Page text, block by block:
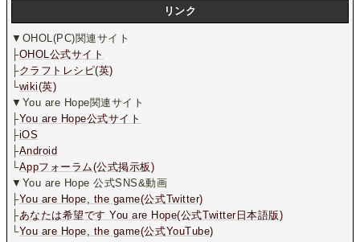
リンク
▼OHOL(PC)関連サイト
├OHOL公式サイト
├クラフトレシピ(英)
└wiki(英)
▼You are Hope関連サイト
├You are Hope公式サイト
├iOS
├Android
└Appフォーラム(公式掲示板)
▼You are Hope 公式SNS&動画
├You are Hope, the game(公式Twitter)
├あなたは希望です You are Hope(公式Twitter日本語版)
└You are Hope, the game(公式YouTube)